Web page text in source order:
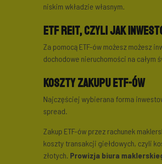
niskim wkładzie własnym.
ETF REIT, czyli jak
Za pomocą ETF-ów możesz możesz
dochodowe nieruchomości na całym
Koszty zakupu ETF-ów
Najczęściej wybierana forma
spread.
Zakup ETF-ów przez rachunek
koszty transakcji giełdowych, czyli
złotych. Prowizja biura